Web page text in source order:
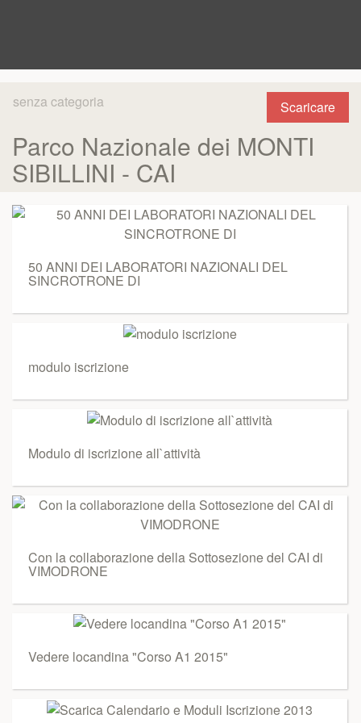
Scaricare
senza categoria
Parco Nazionale dei MONTI
SIBILLINI - CAI
50 ANNI DEI LABORATORI NAZIONALI DEL
SINCROTRONE DI
modulo iscrizione
Modulo di iscrizione all`attività
Con la collaborazione della Sottosezione del CAI di
VIMODRONE
Vedere locandina "Corso A1 2015"